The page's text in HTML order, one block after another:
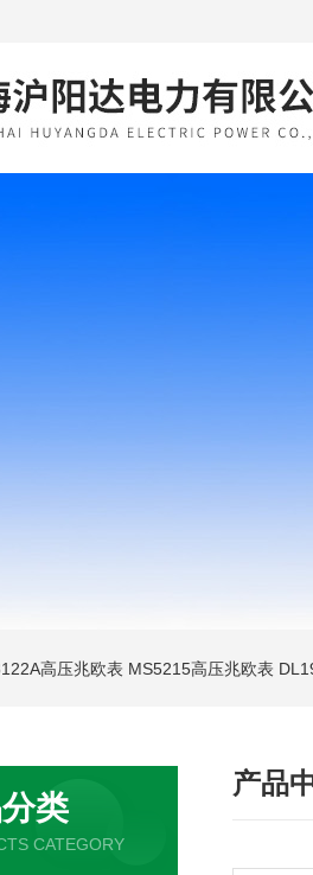
高压兆欧表 MS5215高压兆欧表
类
CATEGORY
产品